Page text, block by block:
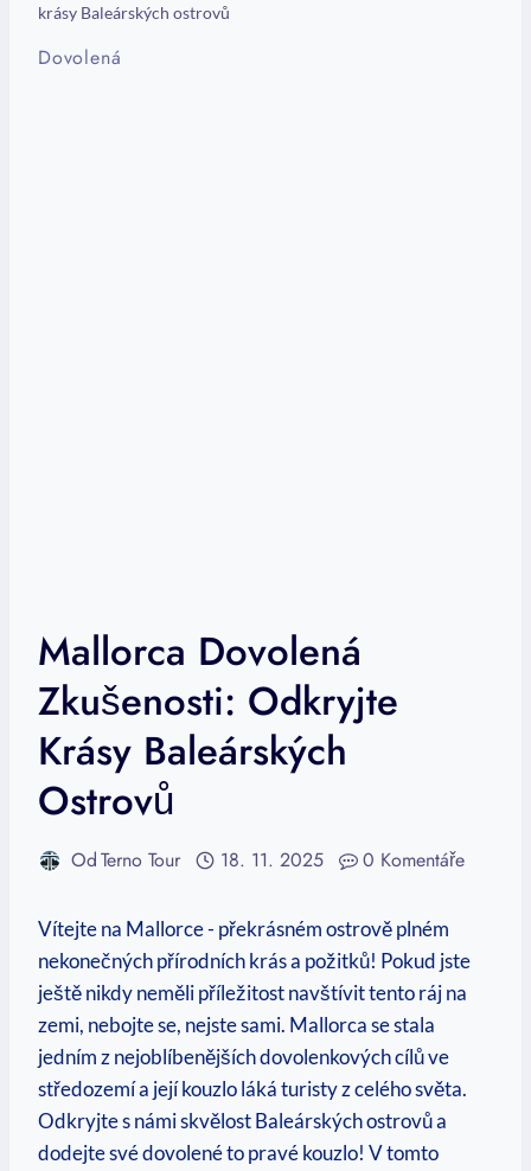
krásy Baleárských ostrovů
Dovolená
Mallorca Dovolená
Zkušenosti: Odkryjte
Krásy Baleárských
Ostrovů
OdTerno Tour 18. 11. 2025 0 Komentáře
Vítejte na Mallorce -⁣ překrásném ostrově plném
nekonečných přírodních krás a požitků! Pokud jste
ještě nikdy neměli příležitost navštívit tento ráj na
zemi, nebojte se, nejste sami. Mallorca se stala
jedním​ z⁤ nejoblíbenějších dovolenkových ‍cílů ⁤ve
středozemí a její kouzlo láká‍ turisty z‌ celého světa.
Odkryjte s námi skvělost ⁤Baleárských ostrovů a
dodejte své dovolené to pravé ‌kouzlo! ⁣V tomto